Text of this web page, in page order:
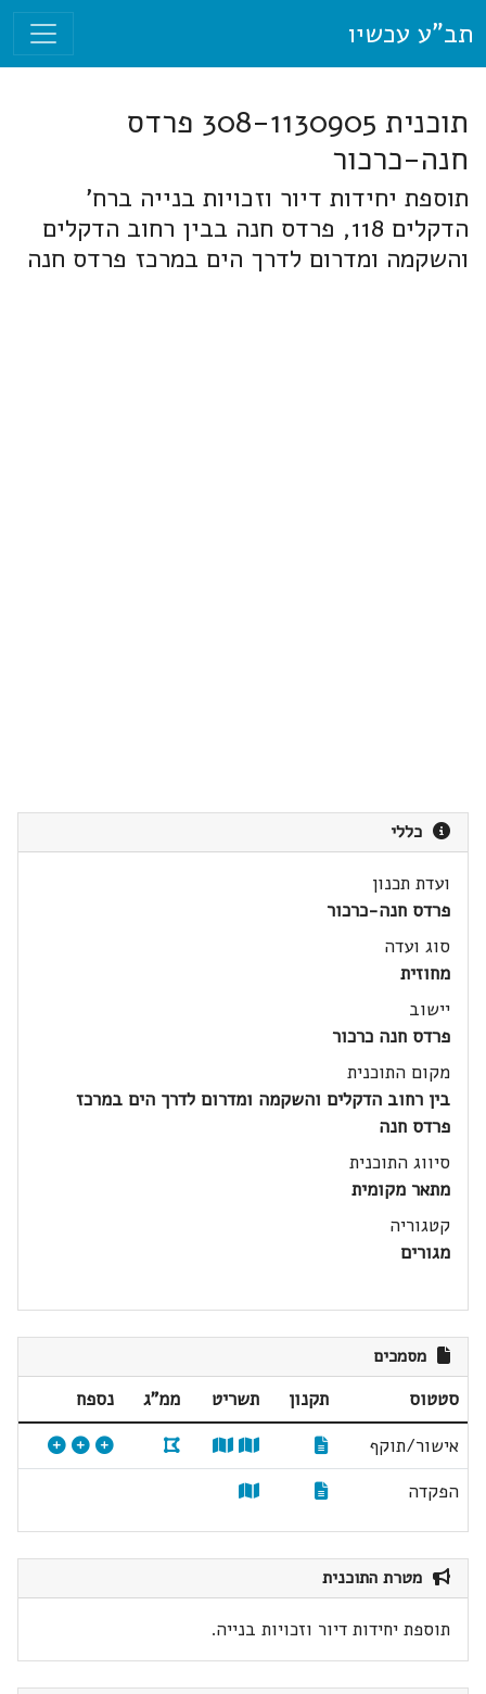
תב"ע עכשיו
תוכנית 308-1130905 פרדס
חנה-כרכור
תוספת יחידות דיור וזכויות בנייה ברח'
הדקלים 118, פרדס חנה בבין רחוב הדקלים
והשקמה ומדרום לדרך הים במרכז פרדס חנה
כללי
ועדת תכנון
פרדס חנה-כרכור
סוג ועדה
מחוזית
יישוב
פרדס חנה כרכור
מקום התוכנית
בין רחוב הדקלים והשקמה ומדרום לדרך הים במרכז
פרדס חנה
סיווג התוכנית
מתאר מקומית
קטגוריה
מגורים
מסמכים
סטטוס תקנון תשריט ממ"ג
נספח
אישור/תוקף
הפקדה
מטרת התוכנית
תוספת יחידות דיור וזכויות בנייה.